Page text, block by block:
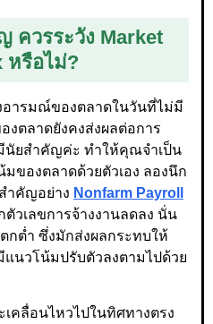
ควรระวัง Market
หรือไม่?
ารมณ์ของตลาดในวันที่ไม่มี
ตลาดยังคงส่งผลต่อการ
นัยสำคัญค่ะ ทำให้คุณจำเป็น
ของตลาดด้วยตัวเอง ลองนึก
ำคัญอย่าง Nonfarm Payroll
วเลขการจ้างงานลดลง นั่น
กต่ำ ซึ่งมักส่งผลกระทบให้
นวโน้มปรับตัวลงตามไปด้วย
คลื่อนไหวไปในทิศทางตรง